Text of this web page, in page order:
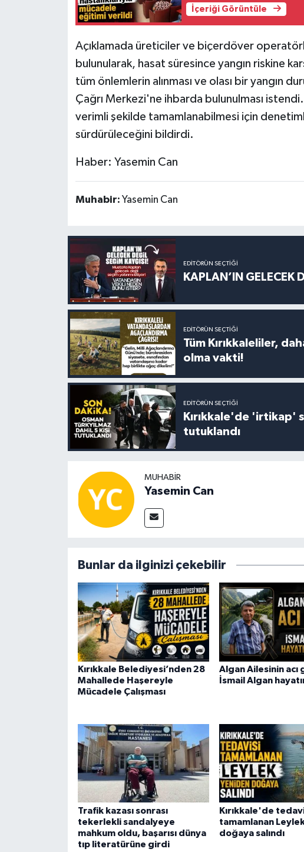
İçeriği Görüntüle
Açıklamada üreticiler ve biçerdöver
bulunularak, hasat süresince yangın riskine
tüm önlemlerin alınması ve olası bir yangın
Çağrı Merkezi'ne ihbarda bulunulması
verimli şekilde tamamlanabilmesi için
sürdürüleceğini bildirdi.
Haber: Yasemin Can
Muhabir: Yasemin Can
EDITÖRÜN SEÇTIĞI
KAPLAN’IN GELECEK
EDITÖRÜN SEÇTIĞI
Tüm Kırıkkaleliler,
olma vakti!
EDITÖRÜN SEÇTIĞI
Kırıkkale'de 'irtikap'
tutuklandı
MUHABIR
Yasemin Can
Bunlar da ilginizi çekebilir
Kırıkkale Belediyesi’nden 28
Mahallede Haşereyle
Mücadele Çalışması
Algan Ailesinin acı
İsmail Algan
Trafik kazası sonrası
tekerlekli sandalyeye
mahkum oldu, başarısı dünya
tıp literatürüne girdi
Kırıkkale'de
tamamlanan
doğaya salındı